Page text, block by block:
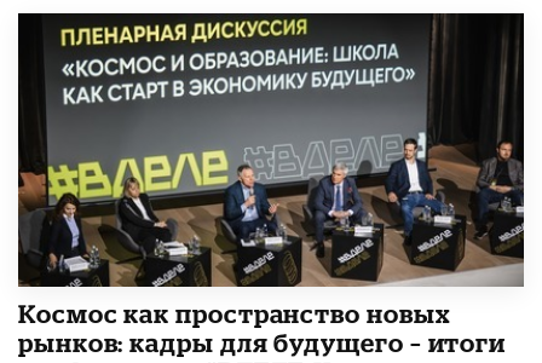
Космос как пространство новых
рынков: кадры для будущего – итоги